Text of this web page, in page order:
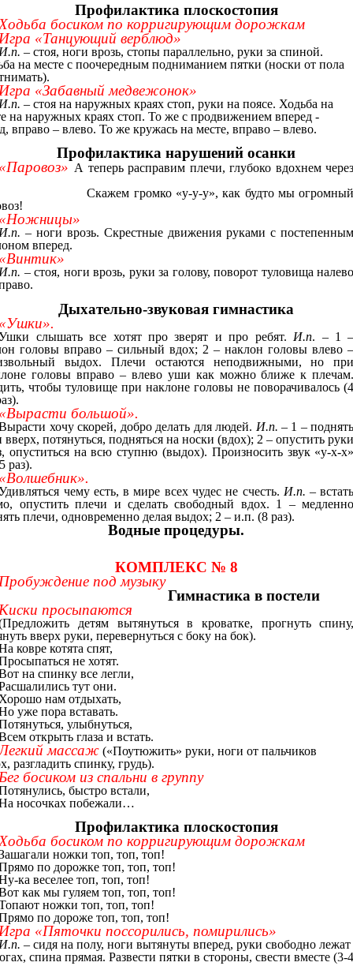
Профилактика плоскостопия
босиком по корригирующим дорожкам
«Танцующий верблюд»
–стоя, ноги врозь, стопы параллельно, руки за спиной.
на месте с поочередным подниманием пятки (носки от пола
«Забавный медвежонок»
–стоя на наружных краях стоп, руки на поясе. Ходьба на
на наружных краях стоп. То же с продвижением вперед -
вправо – влево. То же кружась на месте, вправо – влево.
Профилактика нарушений осанки
А теперь расправим плечи, глубоко вдохнем
громко «у-у-у», как будто мы
– ноги врозь. Скрестные движения руками с
вперед.
– стоя, ноги врозь, руки за голову, поворот туловища
Дыхательно-звуковая гимнастика
слышать все хотят про зверят и про ребят. И.п. – 1
головы вправо – сильный вдох; 2 – наклон головы влево
выдох. Плечи остаются неподвижными, но
головы вправо – влево уши как можно ближе к
чтобы туловище при наклоне головы не поворачивалось
большой».
хочу скорей, добро делать для людей. И.п. – 1 –
вверх, потянуться, подняться на носки (вдох); 2 – опустить
опуститься на всю ступню (выдох). Произносить звук «у-х-
раз).
чему есть, в мире всех чудес не счесть. И.п. –
опустить плечи и сделать свободный вдох. 1 –
плечи, одновременно делая выдох; 2 – и.п. (8 раз).
Водные процедуры.
КОМПЛЕКС № 8
под музыку
Гимнастика в постели
просыпаются
детям вытянуться в кроватке, прогнуть
вверх руки, перевернуться с боку на бок).
ковре котята спят,
не хотят.
на спинку все легли,
тут они.
нам отдыхать,
уже пора вставать.
улыбнуться,
открыть глаза и встать.
массаж («Поутюжить» руки, ноги от пальчиков
разгладить спинку, грудь).
босиком из спальни в группу
быстро встали,
носочках побежали…
Профилактика плоскостопия
босиком по корригирующим дорожкам
ножки топ, топ, топ!
по дорожке топ, топ, топ!
ка веселее топ, топ, топ!
как мы гуляем топ, топ, топ!
ножки топ, топ, топ!
по дороже топ, топ, топ!
«Пяточки поссорились, помирились»
–сидя на полу, ноги вытянуты вперед, руки свободно лежат
спина прямая. Развести пятки в стороны, свести вместе (3-